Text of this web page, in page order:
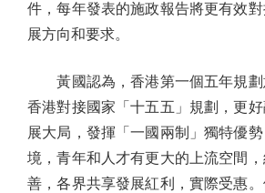
件，每年發表的施政報告將更有效
展方向和要求。
黃國認為，香港第一個五年規劃
香港對接國家「十五五」規劃，更
展大局，發揮「一國兩制」獨特優
境，青年和人才有更大的上流空間
善，各界共享發展紅利，實際受惠